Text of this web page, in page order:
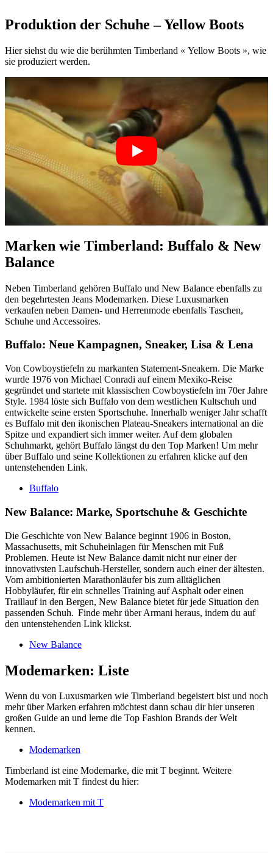
Produktion der Schuhe – Yellow Boots
Hier siehst du wie die berühmten Timberland « Yellow Boots », wie
sie produziert werden.
Marken wie Timberland: Buffalo & New
Balance
Neben Timberland gehören Buffalo und New Balance ebenfalls zu
den begehrtesten Jeans Modemarken. Diese Luxusmarken
verkaufen neben Damen- und Herrenmode ebenfalls Taschen,
Schuhe und Accessoires.
Buffalo: Neue Kampagnen, Sneaker, Lisa & Lena
Von Cowboystiefeln zu markanten Statement-Sneakern. Die Marke
wurde 1976 von Michael Conradi auf einem Mexiko-Reise
gegründet und startete mit klassischen Cowboystiefeln im 70er Jahre
Style. 1984 löste sich Buffalo von dem westlichen Kultschuh und
entwickelte seine ersten Sportschuhe. Innerhalb weniger Jahr schafft
es Buffalo mit den ikonischen Plateau-Sneakers international an die
Spitze und expandiert sich immer weiter. Auf dem globalen
Schuhmarkt, gehört Buffalo längst du den Top Marken! Um mehr
über Buffalo und seine Kollektionen zu erfahren klicke auf den
untenstehenden Link.
Buffalo
New Balance: Marke, Sportschuhe & Geschichte
Die Geschichte von New Balance beginnt 1906 in Boston,
Massachusetts, mit Schuheinlagen für Menschen mit Fuß
Problemen. Heute ist New Balance damit nicht nur einer der
innovativsten Laufschuh-Hersteller, sondern auch einer der ältesten.
Vom ambitionierten Marathonläufer bis zum alltäglichen
Hobbyläufer, für ein schnelles Training auf Asphalt oder einen
Traillauf in den Bergen, New Balance bietet für jede Situation den
passenden Schuh. Finde mehr über Armani heraus, indem du auf
den untenstehenden Link klickst.
New Balance
Modemarken: Liste
Wenn du von Luxusmarken wie Timberland begeistert bist und noch
mehr über Marken erfahren möchtest dann schau dir hier unseren
großen Guide an und lerne die Top Fashion Brands der Welt
kennen.
Modemarken
Timberland ist eine Modemarke, die mit T beginnt. Weitere
Modemarken mit T findest du hier:
Modemarken mit T